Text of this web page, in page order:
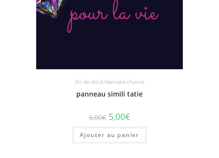
fin de stock/dernière chance
panneau simili tatie
6,00€ 5,00€
Ajouter au panier